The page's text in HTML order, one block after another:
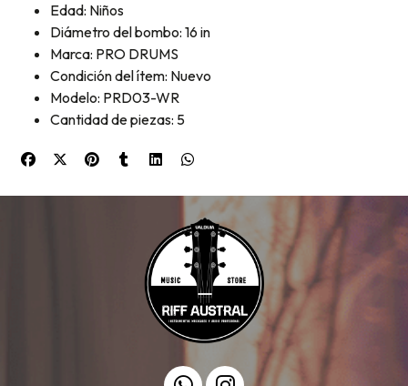
Edad: Niños
Diámetro del bombo: 16 in
Marca: PRO DRUMS
Condición del ítem: Nuevo
Modelo: PRD03-WR
Cantidad de piezas: 5